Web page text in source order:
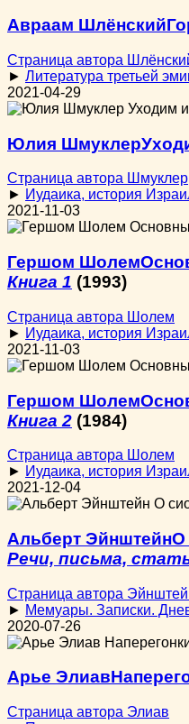
Авраам Шлёнский
Страница автора
► Литература третьей
2021-04-29
Юлия Шмуклер
Страница автора Шмуклер
► Иудаика, история
2021-11-03
Гершом Шолем
Книга 1 (1993)
Страница автора Шолем
► Иудаика, история
2021-11-03
Гершом Шолем
Книга 2 (1984)
Страница автора Шолем
► Иудаика, история
2021-12-04
Альберт ЭйнштейнО
Речи, письма,
Страница автора
► Мемуары. Записки.
2020-07-26
Арье Элиав
Страница автора Элиав